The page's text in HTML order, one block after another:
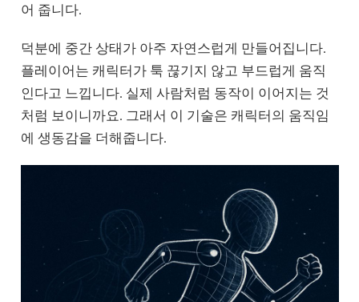
어 줍니다.
덕분에 중간 상태가 아주 자연스럽게 만들어집니다.
플레이어는 캐릭터가 툭 끊기지 않고 부드럽게 움직
인다고 느낍니다. 실제 사람처럼 동작이 이어지는 것
처럼 보이니까요. 그래서 이 기술은 캐릭터의 움직임
에 생동감을 더해줍니다.